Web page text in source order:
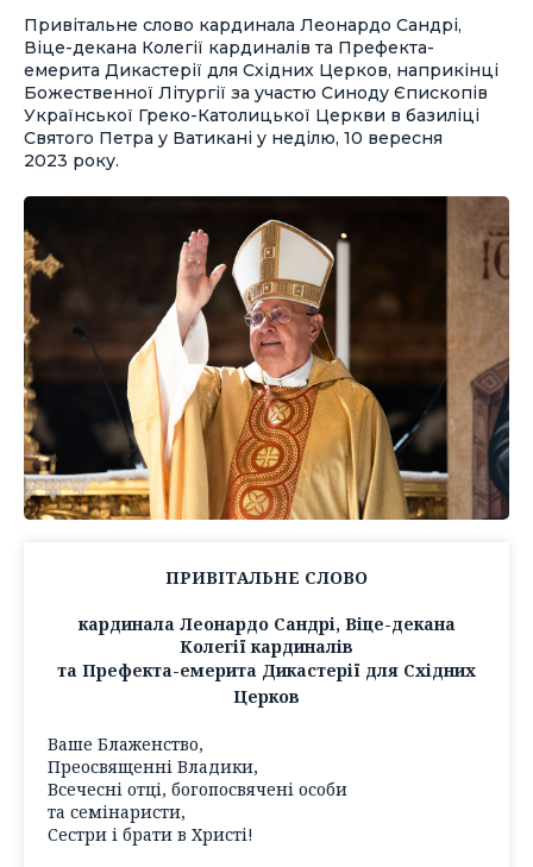
Привітальне слово кардинала Леонардо Сандрі,
Віце-декана Колегії кардиналів та Префекта-
емерита Дикастерії для Східних Церков, наприкінці
Божественної Літургії за участю Синоду Єпископів
Української Греко-Католицької Церкви в базиліці
Святого Петра у Ватикані у неділю, 10 вересня
2023 року.
ПРИВІТАЛЬНЕ СЛОВО
кардинала Леонардо Сандрі, Віце-декана
Колегії кардиналів
та Префекта-емерита Дикастерії для Східних
Церков
Ваше Блаженство,
Преосвященні Владики,
Всечесні отці, богопосвячені особи
та семінаристи,
Сестри і брати в Христі!